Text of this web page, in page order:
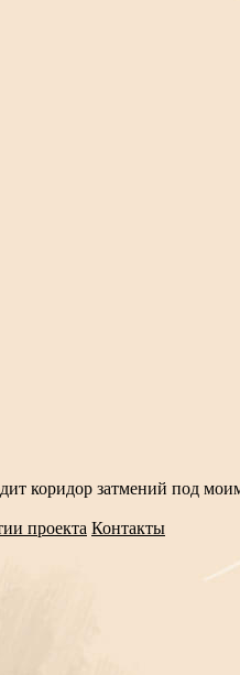
коридор затмений под
проекта Контакты